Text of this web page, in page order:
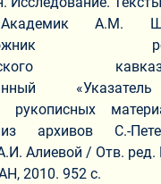
А.М.
рукописных
архивов С.-
Алиевой / Отв.
2010. 952 с.